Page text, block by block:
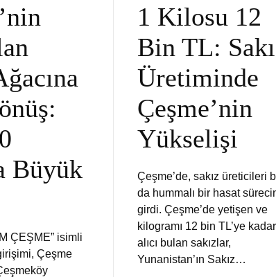
Büyük
ÇEŞME” isimli
Çeşme
ON
26,
2024
1 Kilosu 12
Bin TL:
Üretiminde
Çeşme’nin
Yükselişi
Çeşme’de, sakız üreticileri
da hummalı bir hasat
girdi. Çeşme’de yetişen ve
kilogramı 12 bin TL’ye kadar
alıcı bulan sakızlar,
Yunanistan’ın Sakız…